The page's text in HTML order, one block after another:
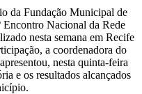
da Fundação Municipal de
Encontro Nacional da Rede
nesta semana em Recife
a coordenadora do
nesta quinta-feira
e os resultados alcançados